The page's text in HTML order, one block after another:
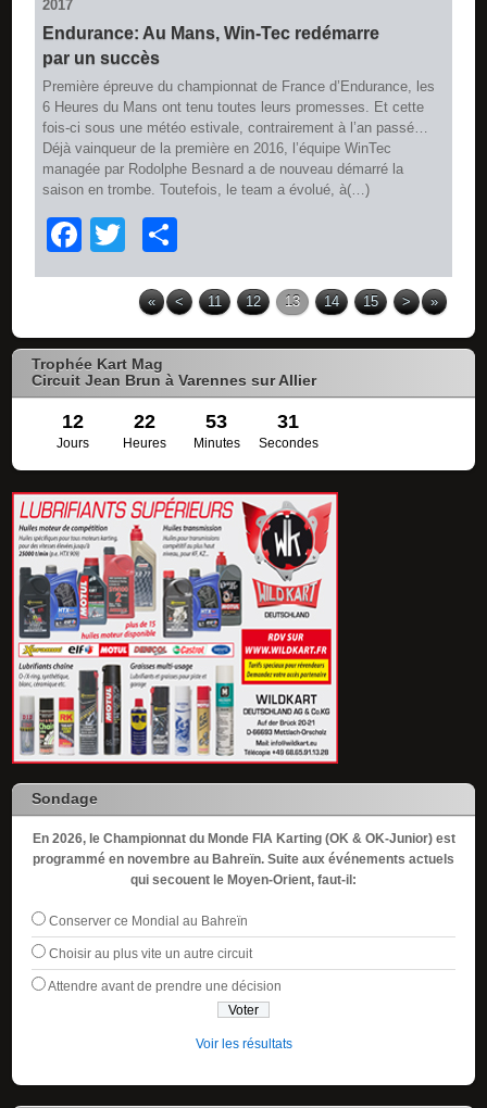
2017
Endurance: Au Mans, Win-Tec redémarre
par un succès
Première épreuve du championnat de France d’Endurance, les
6 Heures du Mans ont tenu toutes leurs promesses. Et cette
fois-ci sous une météo estivale, contrairement à l’an passé…
Déjà vainqueur de la première en 2016, l’équipe WinTec
managée par Rodolphe Besnard a de nouveau démarré la
saison en trombe. Toutefois, le team a évolué, à(…)
Facebook
Twitter
« < 11 12 13 14 15 > »
Trophée Kart Mag
Circuit Jean Brun à Varennes sur Allier
12 22 53 30
Jours Heures Minutes Secondes
Sondage
En 2026, le Championnat du Monde FIA Karting (OK & OK-Junior) est
programmé en novembre au Bahreïn. Suite aux événements actuels
qui secouent le Moyen-Orient, faut-il:
Conserver ce Mondial au Bahreïn
Choisir au plus vite un autre circuit
Attendre avant de prendre une décision
Voir les résultats